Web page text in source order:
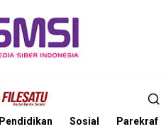
Pendidikan Sosial Parekraf